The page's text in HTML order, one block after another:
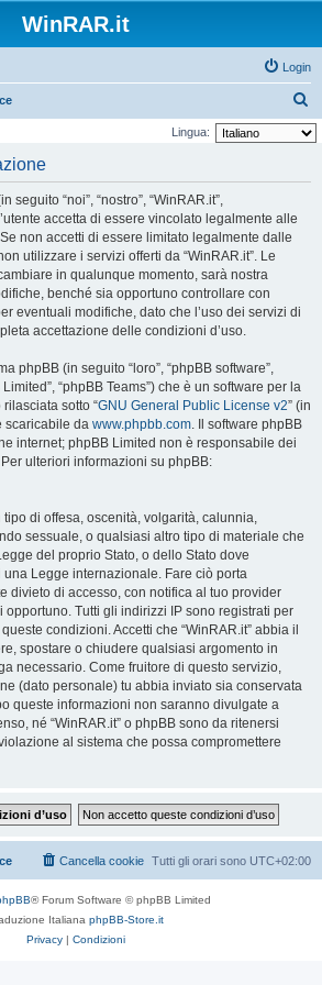
WinRAR.it
Login
e
Lingua:
seguito “noi”, “nostro”, “WinRAR.it”,
accetta di essere vincolato legalmente alle
non accetti di essere limitato legalmente dalle
utilizzare i servizi offerti da “WinRAR.it”. Le
in qualunque momento, sarà nostra
benché sia opportuno controllare con
eventuali modifiche, dato che l’uso dei servizi di
accettazione delle condizioni d’uso.
phpBB (in seguito “loro”, “phpBB software”,
“phpBB Teams”) che è un software per la
sotto “GNU General Public License v2” (in
scaricabile da www.phpbb.com. Il software phpBB
internet; phpBB Limited non è responsabile dei
ulteriori informazioni su phpBB:
di offesa, oscenità, volgarità, calunnia,
sessuale, o qualsiasi altro tipo di materiale che
del proprio Stato, o dello Stato dove
una Legge internazionale. Fare ciò porta
divieto di accesso, con notifica al tuo provider
opportuno. Tutti gli indirizzi IP sono registrati per
condizioni. Accetti che “WinRAR.it” abbia il
spostare o chiudere qualsiasi argomento in
necessario. Come fruitore di questo servizio,
(dato personale) tu abbia inviato sia conservata
queste informazioni non saranno divulgate a
né “WinRAR.it” o phpBB sono da ritenersi
al sistema che possa compromettere
Tutti gli orari sono UTC+02:00
Cancella cookie
® Forum Software © phpBB Limited
Italiana phpBB-Store.it
Privacy | Condizioni